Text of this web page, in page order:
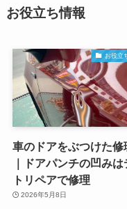
お役立ち情報
お役立
車のドアをぶつけた修
｜ドアパンチの凹みは
トリペアで修理
2026年5月8日